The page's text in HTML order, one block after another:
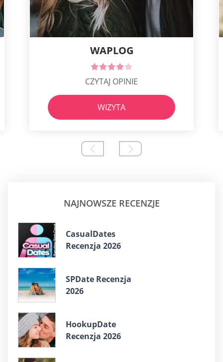
WAPLOG
CZYTAJ OPINIE
WIZYTA
NAJNOWSZE RECENZJE
СasualDates
Recenzja 2026
SPDate Recenzja
2026
HookupDate
Recenzja 2026